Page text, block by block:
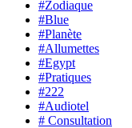
#Zodiaque
#Blue
#Planète
#Allumettes
#Egypt
#Pratiques
#222
#Audiotel
# Consultation